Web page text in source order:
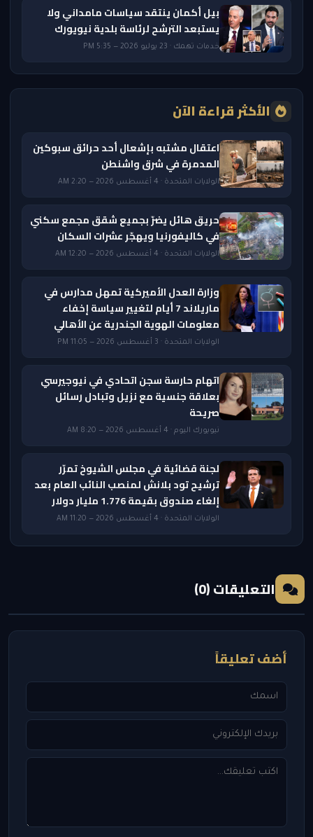
بيل أكمان ينتقد سياسات مامداني ولا
يستبعد الترشح لرئاسة بلدية نيويورك
خدمات تهمك · 23 يوليو 2026 — 5:35 PM
الأكثر قراءة الآن
اعتقال مشتبه بإشعال أحد حرائق سبوكين
المدمرة في شرق واشنطن
الولايات المتحدة · 4 أغسطس 2026 — 2:20 AM
حريق هائل يضرّ بجميع شقق مجمع سكني
في كاليفورنيا ويهجّر عشرات السكان
الولايات المتحدة · 4 أغسطس 2026 — 12:20 AM
وزارة العدل الأميركية تمهل مدارس في
ماريلاند 7 أيام لتغيير سياسة إخفاء
معلومات الهوية الجندرية عن الأهالي
الولايات المتحدة · 3 أغسطس 2026 — 11:05 PM
اتهام حارسة سجن اتحادي في نيوجيرسي
بعلاقة جنسية مع نزيل وتبادل رسائل
صريحة
نيويورك اليوم · 4 أغسطس 2026 — 8:20 AM
لجنة قضائية في مجلس الشيوخ تمرّر
ترشيح تود بلانش لمنصب النائب العام بعد
إلغاء صندوق بقيمة 1.776 مليار دولار
الولايات المتحدة · 4 أغسطس 2026 — 11:20 AM
التعليقات (0)
أضف تعليقاً